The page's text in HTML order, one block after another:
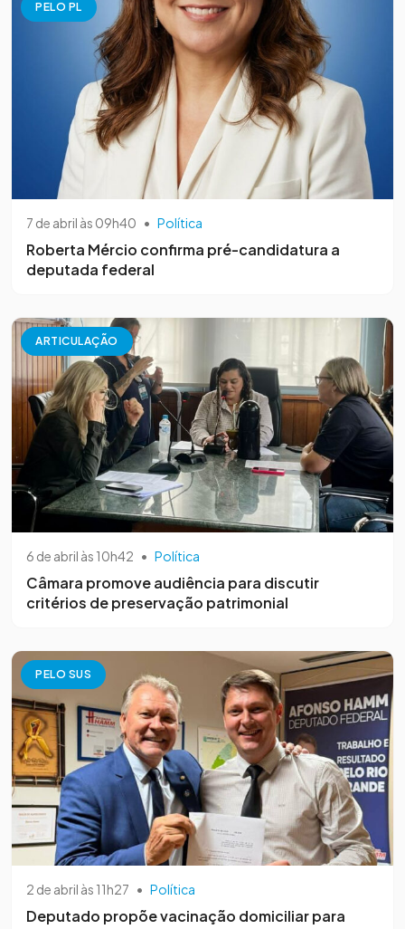
PELO PL
7 de abril às 09h40 • Política
Roberta Mércio confirma pré-candidatura a
deputada federal
ARTICULAÇÃO
6 de abril às 10h42 • Política
Câmara promove audiência para discutir
critérios de preservação patrimonial
PELO SUS
2 de abril às 11h27 • Política
Deputado propõe vacinação domiciliar para